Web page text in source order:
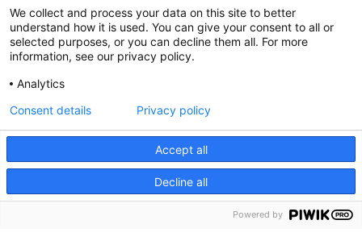
@CGTCatalunya
cgtcatalunya
CGTCatalunya
Desenvolupat per
We collect and process your data on this site to better
understand how it is used. You can give your consent to all or
selected purposes, or you can decline them all. For more
information, see our privacy policy.
Analytics
Accept all
Decline all
Consent details Privacy policy
Powered by